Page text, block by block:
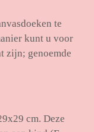
te
kunt u voor
zijn; genoemde
cm. Deze